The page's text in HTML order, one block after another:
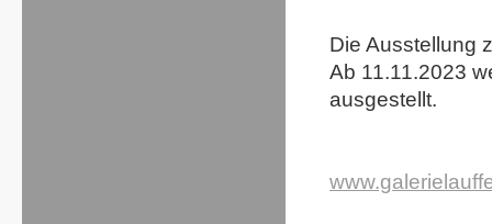
Die Ausstellung
Ab 11.11.2023
ausgestellt.